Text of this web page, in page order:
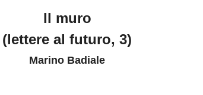
Il muro
(lettere al futuro, 3)
Marino Badiale